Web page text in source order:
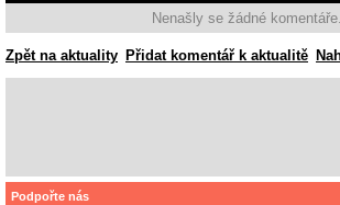
Nenašly se žádné komentáře.
Zpět na aktuality Přidat komentář k aktualitě
Podpořte nás